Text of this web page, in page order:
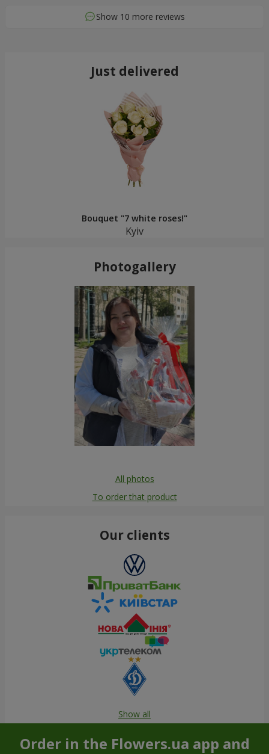
Show 10 more reviews
Just delivered
Bouquet "7 white roses!"
Kyiv
Photogallery
All photos
To order that product
Our clients
Show all
Order in the Flowers.ua app and